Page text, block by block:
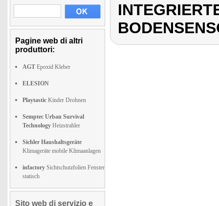
Pagine web di altri
produttori:
AGT Epoxid Kleber
ELESION
Playtastic Kinder Drohnen
Semptec Urban Survival
Technology Heizstrahler
Sichler Haushaltsgeräte
Klimageräte mobile Klimaanlagen
infactory Sichtschutzfolien Fenster
statisch
Sito web di servizio e